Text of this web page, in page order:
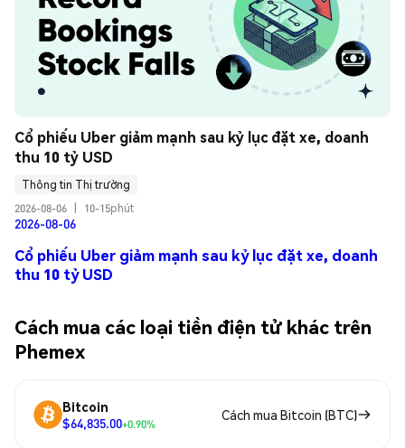
Cổ phiếu Uber giảm mạnh sau kỷ lục đặt xe, doanh
thu 10 tỷ USD
Thông tin Thị trường
2026-08-06
10-15phút
2026-08-06
Cổ phiếu Uber giảm mạnh sau kỷ lục đặt xe, doanh
thu 10 tỷ USD
Cách mua các loại tiền điện tử khác trên
Phemex
Bitcoin
$64,835.00+0.90%
Cách mua Bitcoin (BTC)